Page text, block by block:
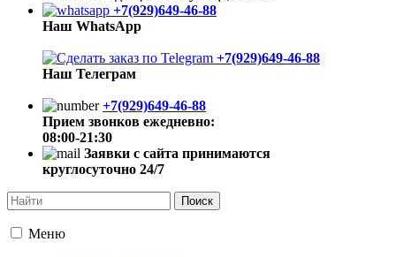
+7(929)649-46-88
Наш WhatsApp
+7(929)649-46-88
Наш Телеграм
+7(929)649-46-88
Прием звонков ежедневно:
08:00-21:30
Заявки с сайта принимаются
круглосуточно 24/7
Меню